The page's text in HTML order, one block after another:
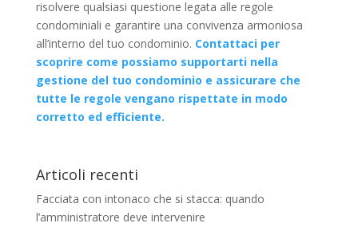
risolvere qualsiasi questione legata alle regole
condominiali e garantire una convivenza armoniosa
all’interno del tuo condominio. Contattaci per
scoprire come possiamo supportarti nella
gestione del tuo condominio e assicurare che
tutte le regole vengano rispettate in modo
corretto ed efficiente.
Articoli recenti
Facciata con intonaco che si stacca: quando
l’amministratore deve intervenire